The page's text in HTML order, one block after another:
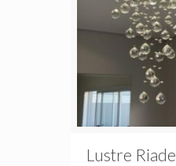
Lustre Riade